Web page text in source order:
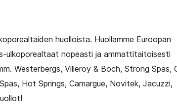
huolloista. Huollamme Euroopan
ulkoporealtaat nopeasti ja ammattitaitoisesti
Westerbergs, Villeroy & Boch, Strong Spas,
Hot Springs, Camargue, Novitek, Jacuzzi,